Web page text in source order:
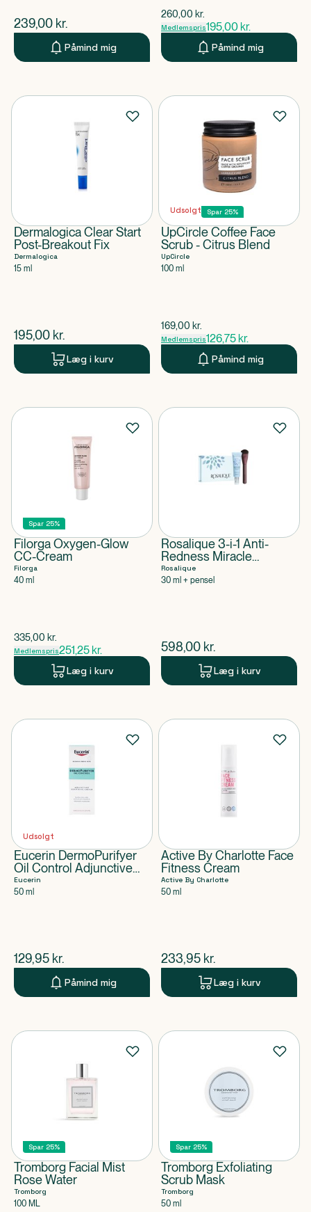
$nuværende pris
239,00 kr.
Påmind mig
$gammel pris
260,00 kr.
Medlemspris195,00 kr.
Påmind mig
Dermalogica Clear Start
Post-Breakout Fix
Dermalogica
15 ml
$nuværende pris
195,00 kr.
Læg i kurv
Udsolgt Spar 25%
UpCircle Coffee Face
Scrub - Citrus Blend
UpCircle
100 ml
$gammel pris
169,00 kr.
Medlemspris126,75 kr.
Påmind mig
Spar 25%
Filorga Oxygen-Glow
CC-Cream
Filorga
40 ml
$gammel pris
335,00 kr.
Medlemspris251,25 kr.
Læg i kurv
Rosalique 3-i-1 Anti-
Redness Miracle
Formula i æske
Rosalique
30 ml + pensel
$nuværende pris
598,00 kr.
Læg i kurv
Udsolgt
Eucerin DermoPurifyer
Oil Control Adjunctive
Soothing Cream
Eucerin
50 ml
$nuværende pris
129,95 kr.
Påmind mig
Active By Charlotte Face
Fitness Cream
Active By Charlotte
50 ml
$nuværende pris
233,95 kr.
Læg i kurv
Spar 25%
Tromborg Facial Mist
Rose Water
Tromborg
100 ML
Spar 25%
Tromborg Exfoliating
Scrub Mask
Tromborg
50 ml